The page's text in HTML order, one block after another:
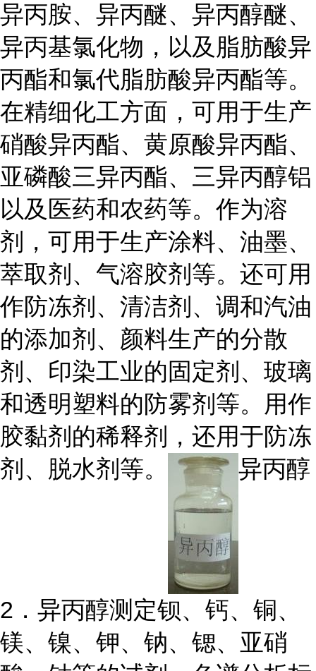
异丙胺、异丙醚、异丙醇醚、
异丙基氯化物，以及脂肪酸异
丙酯和氯代脂肪酸异丙酯等。
在精细化工方面，可用于生产
硝酸异丙酯、黄原酸异丙酯、
亚磷酸三异丙酯、三异丙醇铝
以及医药和农药等。作为溶
剂，可用于生产涂料、油墨、
萃取剂、气溶胶剂等。还可用
作防冻剂、清洁剂、调和汽油
的添加剂、颜料生产的分散
剂、印染工业的固定剂、玻璃
和透明塑料的防雾剂等。用作
胶黏剂的稀释剂，还用于防冻
剂、脱水剂等。
异丙醇
2．异丙醇测定钡、钙、铜、
镁、镍、钾、钠、锶、亚硝